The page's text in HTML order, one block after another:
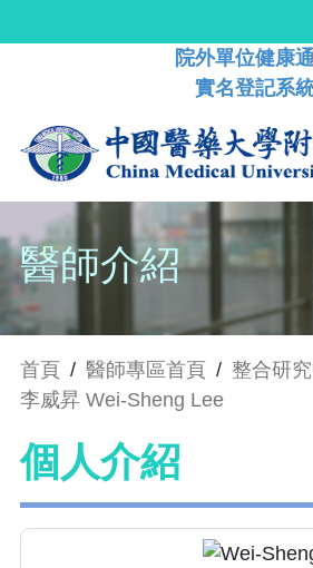
院外單位健康
實名登記系
醫師介紹
首頁 / 醫師專區首頁 / 整合研
李威昇 Wei-Sheng Lee
個人介紹